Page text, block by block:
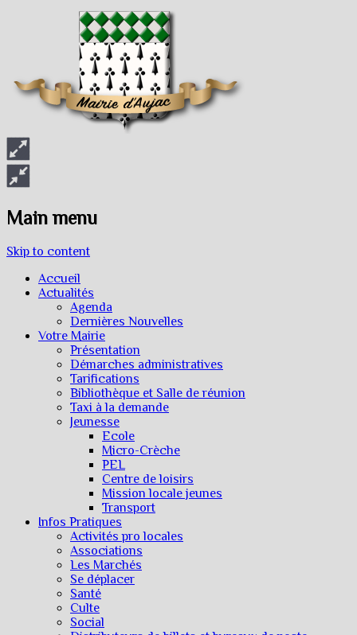
Main menu
Skip to content
Accueil
Actualités
Agenda
Dernières Nouvelles
Votre Mairie
Présentation
Démarches administratives
Tarifications
Bibliothèque et Salle de réunion
Taxi à la demande
Jeunesse
Ecole
Micro-Crèche
PEL
Centre de loisirs
Mission locale jeunes
Transport
Infos Pratiques
Activités pro locales
Associations
Les Marchés
Se déplacer
Santé
Culte
Social